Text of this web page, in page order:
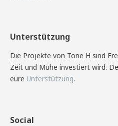
Unterstützung
Die Projekte von Tone H sind
Zeit und Mühe investiert wird.
eure Unterstützung.
Social